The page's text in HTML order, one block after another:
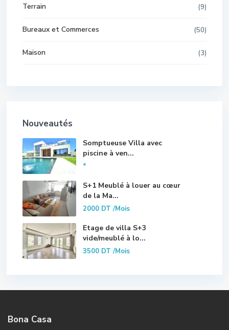
Terrain (9)
Bureaux et Commerces (50)
Maison (3)
Nouveautés
Somptueuse Villa avec
piscine à ven...
*
S+1 Meublé à louer au cœur
de la Ma...
2000 DT/Mois
Etage de villa S+3
vide/meublé à lo...
3500 DT/Mois
Bona Casa